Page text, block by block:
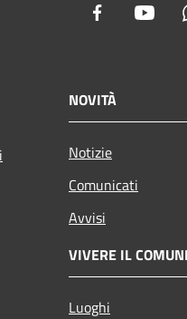
Facebook
NOVITÀ
Notizie
Comunicati
Avvisi
VIVERE IL
Luoghi